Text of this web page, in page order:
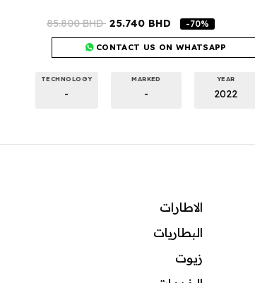
85.800BHD 25.740 BHD -70%
CONTACT US ON WHATSAPP
YEAR
2022
MARKED
-
TECHNOLOGY
-
الاطارات
البطاريات
زيوت